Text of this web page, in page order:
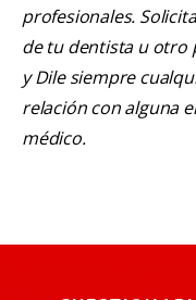
profesionales.
de tu dentista u otro
y Dile siempre
relación con alguna
médico.